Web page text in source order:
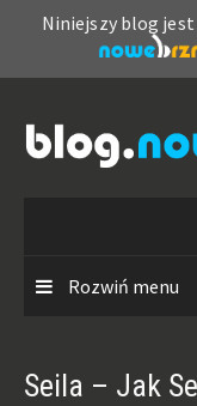
Niniejszy blog
content
Rozwiń menu
Seila – Jak